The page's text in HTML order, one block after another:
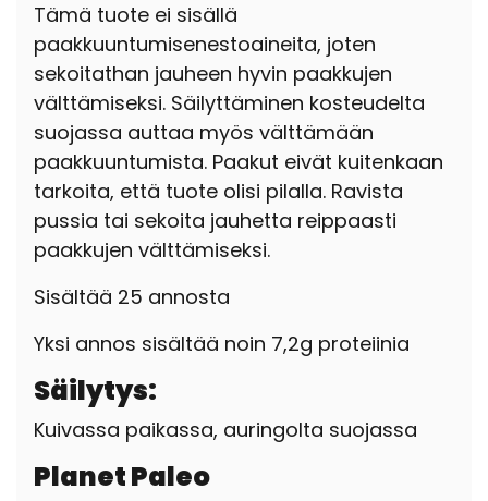
Tämä tuote ei sisällä
paakkuuntumisenestoaineita, joten
sekoitathan jauheen hyvin paakkujen
välttämiseksi. Säilyttäminen kosteudelta
suojassa auttaa myös välttämään
paakkuuntumista. Paakut eivät kuitenkaan
tarkoita, että tuote olisi pilalla. Ravista
pussia tai sekoita jauhetta reippaasti
paakkujen välttämiseksi.
Sisältää 25 annosta
Yksi annos sisältää noin 7,2g proteiinia
Säilytys:
Kuivassa paikassa, auringolta suojassa
Planet Paleo